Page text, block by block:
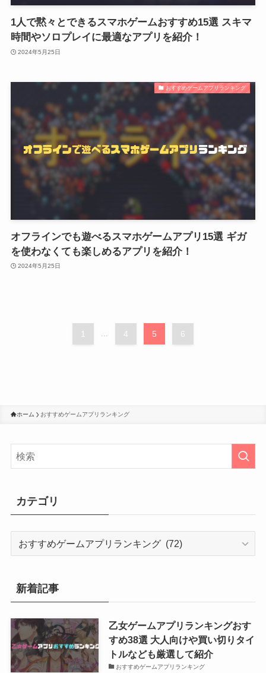
1人で黙々とできるスマホゲームおすすめ15選 スキマ
時間やソロプレイに最適なアプリを紹介！
2024年5月25日
おすすめゲームアプリランキング
オフラインでも遊べるスマホゲームアプリ15選 ギガ
を使わなくても楽しめるアプリを紹介！
2024年5月25日
1 4 5 6
ホーム おすすめゲームアプリランキング
カテゴリ
リ
新着記事
乙女ゲームアプリランキングおす
すめ38選 大人向けや買い切りタイ
トルなども厳選して紹介
おすすめゲームアプリランキング